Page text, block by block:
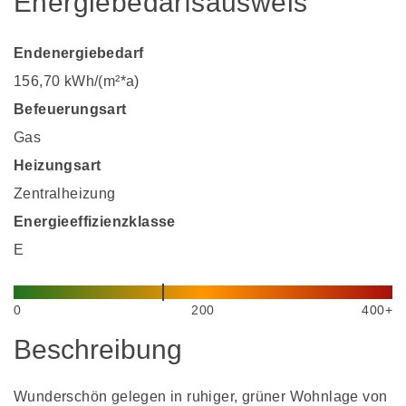
Endenergiebedarf
156,70 kWh/(m²*a)
Befeuerungsart
Gas
Heizungsart
Zentralheizung
Energieeffizienzklasse
E
0 200 400+
Beschreibung
Wunderschön gelegen in ruhiger, grüner Wohnlage von